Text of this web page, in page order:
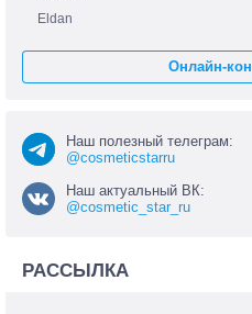
Eldan
Онлайн-
Наш полезный телеграм:
@cosmeticstarru
Наш актуальный ВК:
@cosmetic_star_ru
РАССЫЛКА